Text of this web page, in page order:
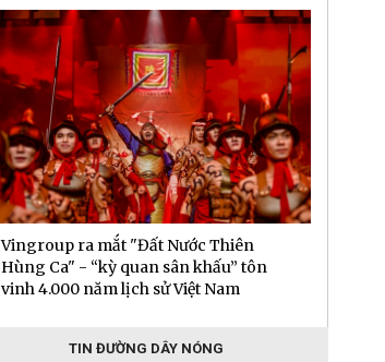
Vingroup ra mắt "Đất Nước Thiên
Hùng Ca" - “kỳ quan sân khấu” tôn
vinh 4.000 năm lịch sử Việt Nam
TIN ĐƯỜNG DÂY NÓNG